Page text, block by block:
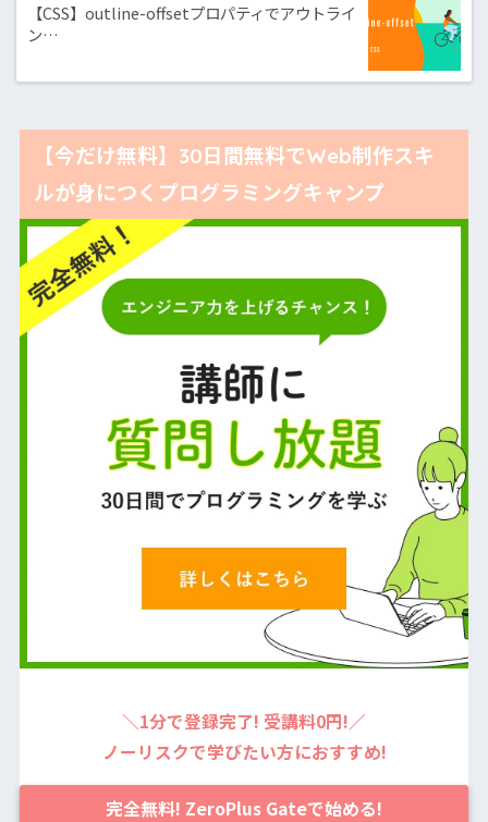
【CSS】outline-offsetプロパティでアウトライ
ン…
【今だけ無料】30日間無料でWeb制作スキ
ルが身につくプログラミングキャンプ
＼1分で登録完了! 受講料0円!／
ノーリスクで学びたい方におすすめ!
完全無料! ZeroPlus Gateで始める!